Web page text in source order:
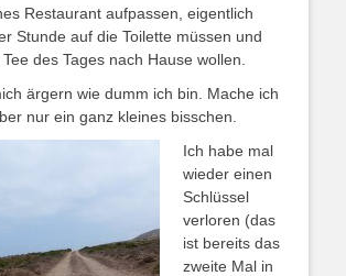
Restaurant aufpassen, eigentlich
Stunde auf die Toilette müssen und
des Tages nach Hause wollen.
ärgern wie dumm ich bin. Mache ich
nur ein ganz kleines bisschen.
Ich habe mal
wieder einen
Schlüssel
verloren (das
ist bereits das
zweite Mal in